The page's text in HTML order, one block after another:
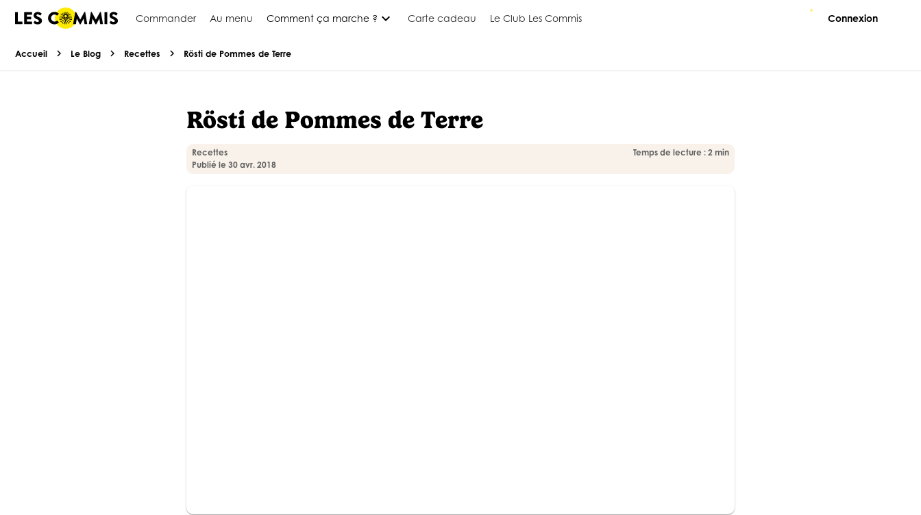
Commander Au menu Comment ça marche ? expand_more Carte cadeau Le Club Les Commis Connexion
Accueil chevron_right Le Blog chevron_right Recettes chevron_right Rösti de Pommes de Terre
Rösti de Pommes de Terre
Recettes
Publié le 30 avr. 2018
Temps de lecture : 2 min